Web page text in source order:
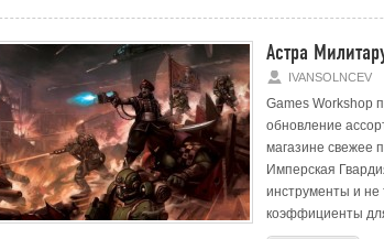
Астра
IVANSOLNCEV
Games Workshop
обновление
магазине свежее
Имперская
инструменты и не
коэффициенты